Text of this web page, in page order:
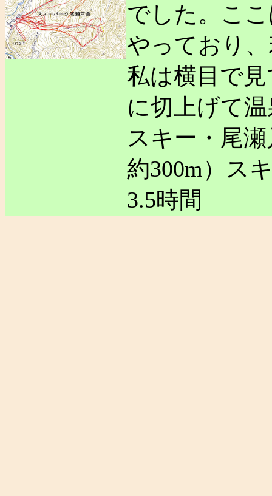
でした。こ
やっており
私は横目で
に切上げて
スキー・尾瀬
約300m）ス
3.5時間